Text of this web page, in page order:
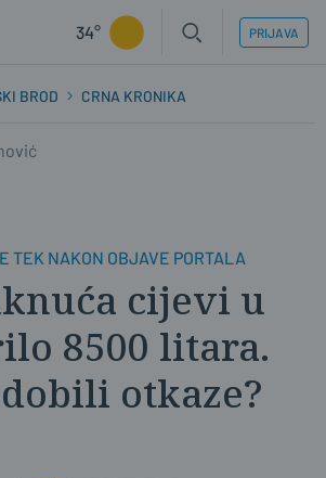
34° PRIJAVA
BROD CRNA KRONIKA
TEK NAKON OBJAVE PORTALA
cijevi u
8500 litara.
otkaze?